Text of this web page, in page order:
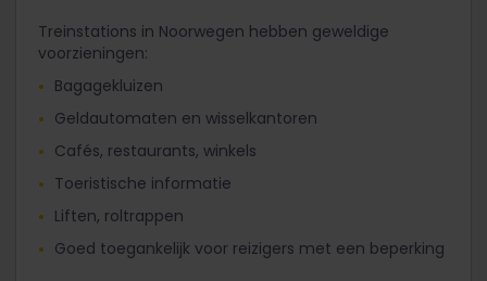
Treinstations in Noorwegen hebben geweldige
voorzieningen:
Bagagekluizen
Geldautomaten en wisselkantoren
Cafés, restaurants, winkels
Toeristische informatie
Liften, roltrappen
Goed toegankelijk voor reizigers met een beperking